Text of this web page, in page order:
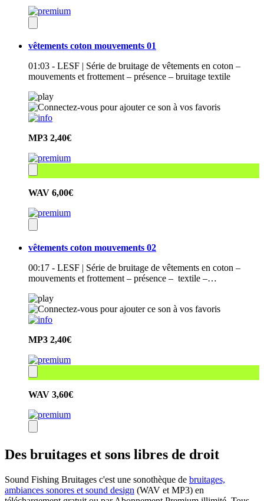
vêtements coton mouvements 01
01:03 - LESF | Série de bruitage de vêtements en coton –
mouvements et frottement – présence – bruitage textile
MP3 2,40€
WAV 6,00€
vêtements coton mouvements 02
00:17 - LESF | Série de bruitage de vêtements en coton –
mouvements et frottement – présence – textile –…
MP3 2,40€
WAV 3,60€
Des bruitages et sons libres de droit
Sound Fishing Bruitages c'est une sonothèque de bruitages,
ambiances sonores et sound design (WAV et MP3) en